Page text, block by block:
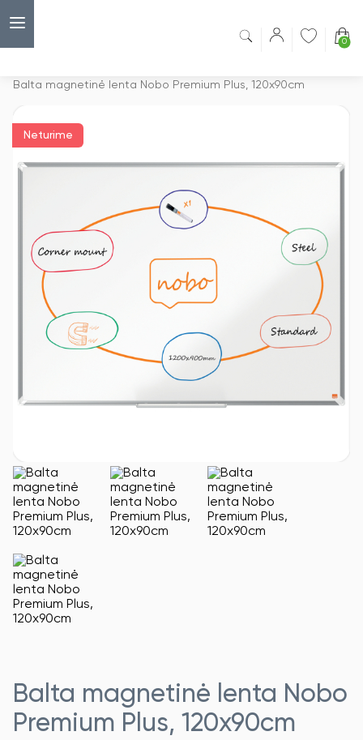
0
Balta magnetinė lenta Nobo Premium Plus, 120x90cm
Neturime
Balta magnetinė lenta Nobo
Premium Plus, 120x90cm